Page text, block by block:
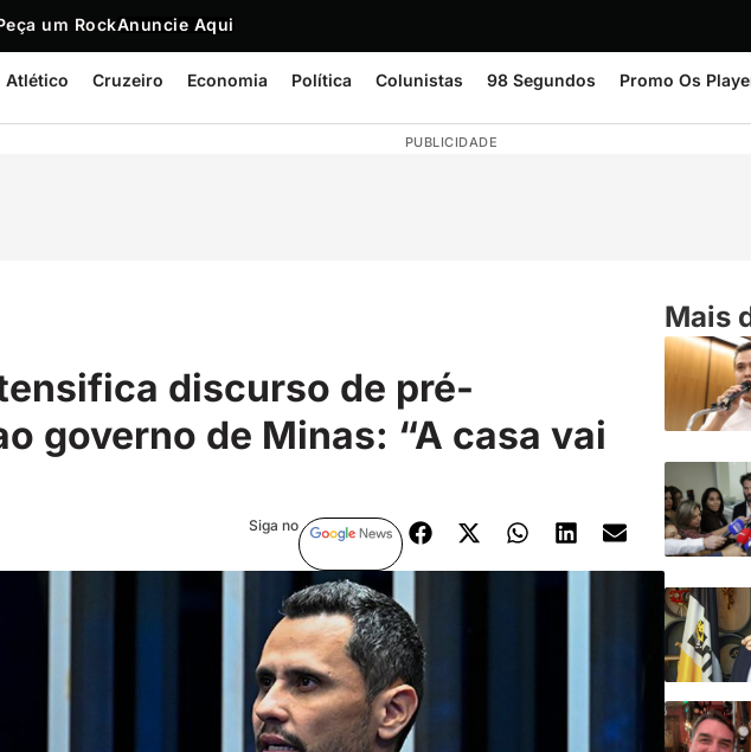
um RockAnuncie Aqui
Atlético Cruzeiro Economia Política Colunistas 98 Segundos Promo Os
PUBLICIDADE
discurso de pré-
governo de Minas: “A casa vai
Siga no
Mais